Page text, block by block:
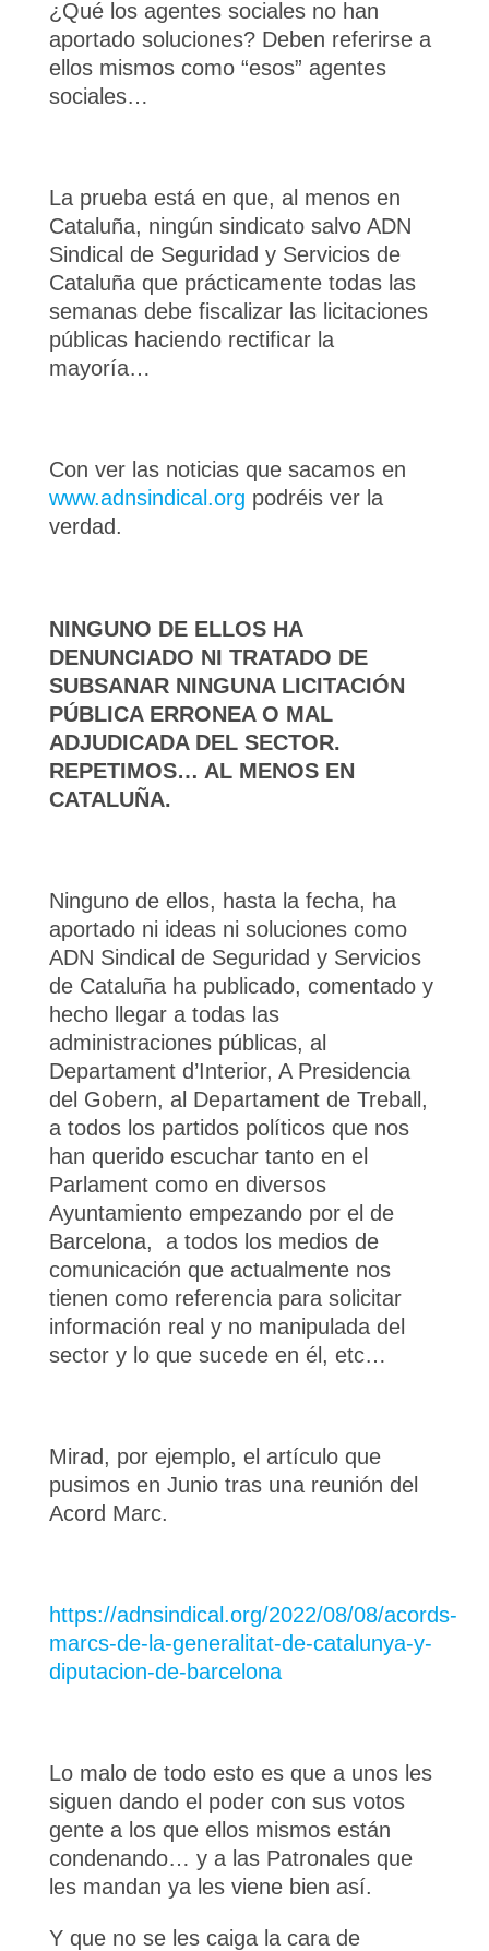
¿Qué los agentes sociales no han
aportado soluciones? Deben referirse a
ellos mismos como “esos” agentes
sociales…
La prueba está en que, al menos en
Cataluña, ningún sindicato salvo ADN
Sindical de Seguridad y Servicios de
Cataluña que prácticamente todas las
semanas debe fiscalizar las licitaciones
públicas haciendo rectificar la
mayoría…
Con ver las noticias que sacamos en
www.adnsindical.org podréis ver la
verdad.
NINGUNO DE ELLOS HA
DENUNCIADO NI TRATADO DE
SUBSANAR NINGUNA LICITACIÓN
PÚBLICA ERRONEA O MAL
ADJUDICADA DEL SECTOR.
REPETIMOS… AL MENOS EN
CATALUÑA.
Ninguno de ellos, hasta la fecha, ha
aportado ni ideas ni soluciones como
ADN Sindical de Seguridad y Servicios
de Cataluña ha publicado, comentado y
hecho llegar a todas las
administraciones públicas, al
Departament d’Interior, A Presidencia
del Gobern, al Departament de Treball,
a todos los partidos políticos que nos
han querido escuchar tanto en el
Parlament como en diversos
Ayuntamiento empezando por el de
Barcelona, a todos los medios de
comunicación que actualmente nos
tienen como referencia para solicitar
información real y no manipulada del
sector y lo que sucede en él, etc…
Mirad, por ejemplo, el artículo que
pusimos en Junio tras una reunión del
Acord Marc.
https://adnsindical.org/2022/08/08/acords-
marcs-de-la-generalitat-de-catalunya-y-
diputacion-de-barcelona
Lo malo de todo esto es que a unos les
siguen dando el poder con sus votos
gente a los que ellos mismos están
condenando… y a las Patronales que
les mandan ya les viene bien así.
Y que no se les caiga la cara de